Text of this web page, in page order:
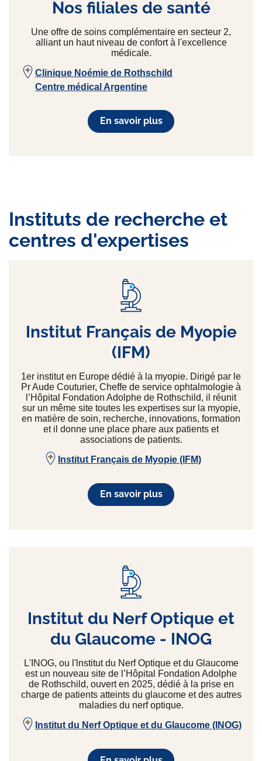
Nos filiales de santé
Une offre de soins complémentaire en secteur 2,
alliant un haut niveau de confort à l'excellence
médicale.
Clinique Noémie de Rothschild
Centre médical Argentine
En savoir plus
Instituts de recherche et
centres d'expertises
Institut Français de Myopie
(IFM)
1er institut en Europe dédié à la myopie. Dirigé par le
Pr Aude Couturier, Cheffe de service ophtalmologie à
l’Hôpital Fondation Adolphe de Rothschild, il réunit
sur un même site toutes les expertises sur la myopie,
en matière de soin, recherche, innovations, formation
et il donne une place phare aux patients et
associations de patients.
Institut Français de Myopie (IFM)
En savoir plus
Institut du Nerf Optique et
du Glaucome - INOG
L'INOG, ou l'lnstitut du Nerf Optique et du Glaucome
est un nouveau site de l’Hôpital Fondation Adolphe
de Rothschild, ouvert en 2025, dédié à la prise en
charge de patients atteints du glaucome et des autres
maladies du nerf optique.
Institut du Nerf Optique et du Glaucome (INOG)